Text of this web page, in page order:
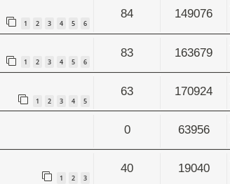
1 2 3 4 5 6
84 149076
1 2 3 4 5 6
83 163679
1 2 3 4 5
63 170924
0 63956
1 2 3
40 19040